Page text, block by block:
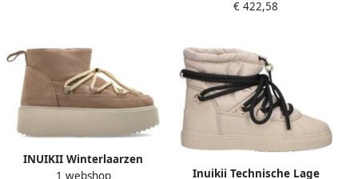
€ 422,58
INUIKII Winterlaarzen
1 webshop
Inuikii Technische Lage